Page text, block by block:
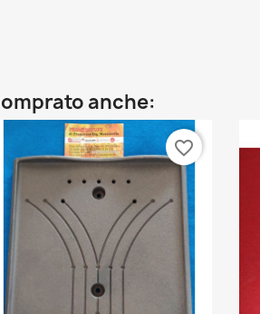
anche:
favorite_border